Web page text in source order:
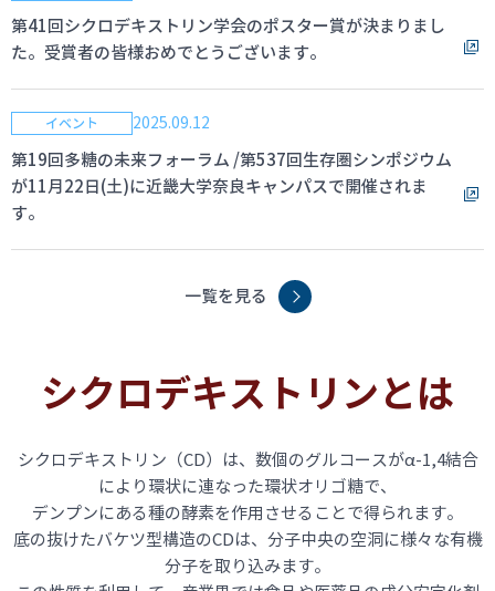
第41回シクロデキストリン学会のポスター賞が決まりまし
た。受賞者の皆様おめでとうございます。
イベント 2025.09.12
第19回多糖の未来フォーラム /第537回生存圏シンポジウム
が11月22日(土)に近畿大学奈良キャンパスで開催されま
す。
一覧を見る
シクロデキストリンとは
シクロデキストリン（CD）は、数個のグルコースがα-1,4結合
により環状に連なった環状オリゴ糖で、
デンプンにある種の酵素を作用させることで得られます。
底の抜けたバケツ型構造のCDは、分子中央の空洞に様々な有機
分子を取り込みます。